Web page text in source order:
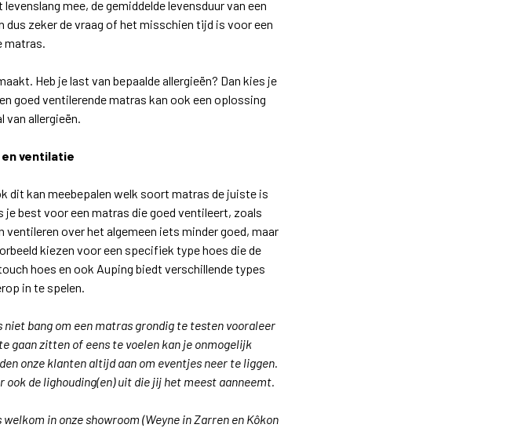
mee, de gemiddelde levensduur van een
dus zeker de vraag of het misschien tijd is voor een
matras.
Heb je last van bepaalde allergieën? Dan kies je
goed ventilerende matras kan ook een oplossing
van allergieën.
ventilatie
dit kan meebepalen welk soort matras de juiste is
best voor een matras die goed ventileert, zoals
over het algemeen iets minder goed, maar
kiezen voor een specifiek type hoes die de
hoes en ook Auping biedt verschillende types
in te spelen.
bang om een matras grondig te testen vooraleer
gaan zitten of eens te voelen kan je onmogelijk
onze klanten altijd aan om eventjes neer te liggen.
de lighouding(en) uit die jij het meest aanneemt.
in onze showroom (Weyne in Zarren en Kôkon